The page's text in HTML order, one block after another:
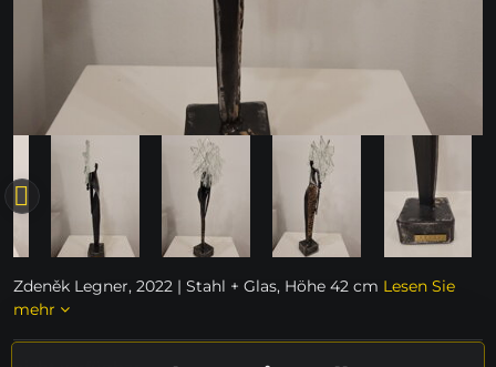
Zdeněk Legner, 2022 | Stahl + Glas, Höhe 42 cm Lesen Sie
mehr